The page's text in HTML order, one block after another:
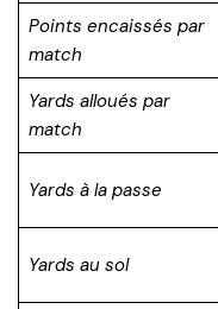
Points encaissés par
match
Yards alloués par
match
Yards à la passe
Yards au sol